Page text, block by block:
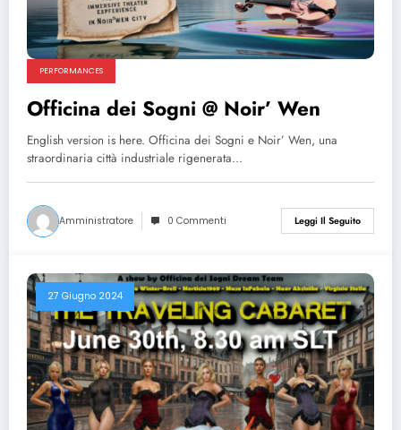
PERFORMANCES
Officina dei Sogni @ Noir’ Wen
English version is here. Officina dei Sogni e Noir’ Wen, una
straordinaria città industriale rigenerata…
Amministratore 0 Commenti Leggi Il Seguito
27 Giugno 2024